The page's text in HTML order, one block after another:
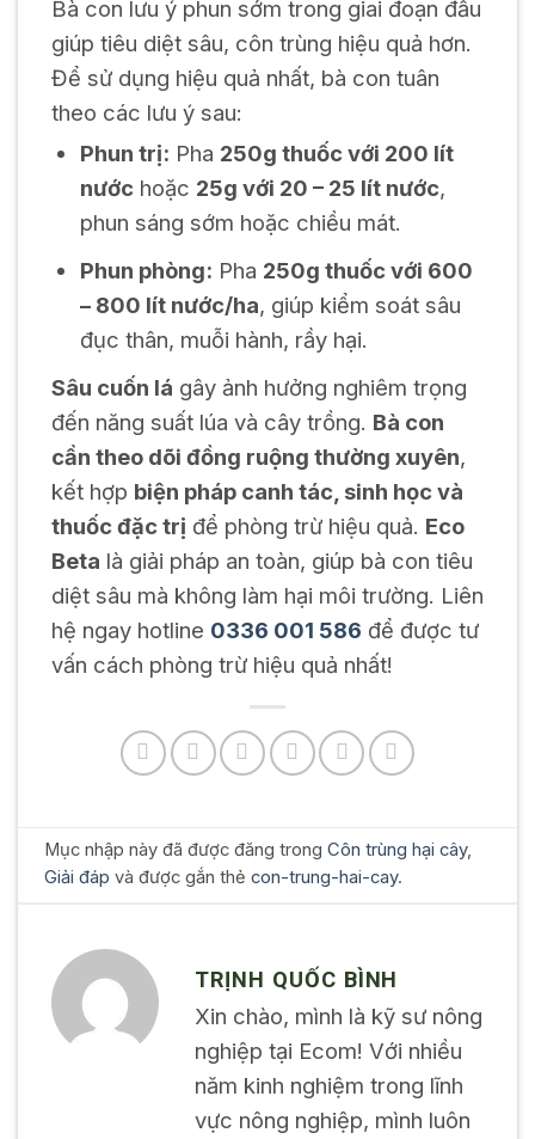
Bà con lưu ý phun sớm trong giai đoạn đầu
giúp tiêu diệt sâu, côn trùng hiệu quả hơn.
Để sử dụng hiệu quả nhất, bà con tuân
theo các lưu ý sau:
Phun trị: Pha 250g thuốc với 200 lít
nước hoặc 25g với 20 – 25 lít nước,
phun sáng sớm hoặc chiều mát.
Phun phòng: Pha 250g thuốc với 600
– 800 lít nước/ha, giúp kiểm soát sâu
đục thân, muỗi hành, rầy hại.
Sâu cuốn lá gây ảnh hưởng nghiêm trọng
đến năng suất lúa và cây trồng. Bà con
cần theo dõi đồng ruộng thường xuyên,
kết hợp biện pháp canh tác, sinh học và
thuốc đặc trị để phòng trừ hiệu quả. Eco
Beta là giải pháp an toàn, giúp bà con tiêu
diệt sâu mà không làm hại môi trường. Liên
hệ ngay hotline 0336 001 586 để được tư
vấn cách phòng trừ hiệu quả nhất!
Mục nhập này đã được đăng trongCôn trùng hại cây,
Giải đáp và được gắn thẻcon-trung-hai-cay.
TRỊNH QUỐC BÌNH
Xin chào, mình là kỹ sư nông
nghiệp tại Ecom! Với nhiều
năm kinh nghiệm trong lĩnh
vực nông nghiệp, mình luôn